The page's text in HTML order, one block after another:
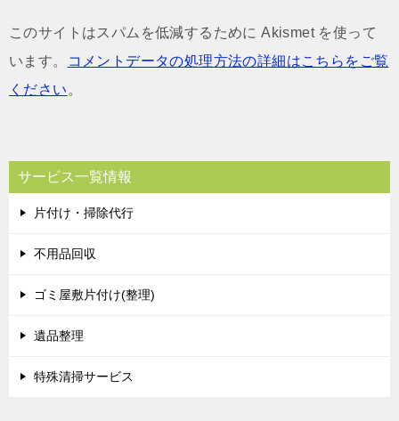
このサイトはスパムを低減するために Akismet を使って
います。
コメントデータの処理方法の詳細はこちらをご覧
ください 。
サービス一覧情報
片付け・掃除代行
不用品回収
ゴミ屋敷片付け(整理)
遺品整理
特殊清掃サービス